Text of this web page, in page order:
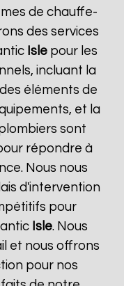
de chauffe-
des services
Islepour les
incluant la
éléments de
et la
sont
répondre à
Nous nous
d'intervention
pour
Isle. Nous
et nous offrons
pour nos